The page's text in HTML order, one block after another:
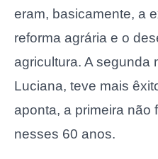
eram, basicamente, a
reforma agrária e o
agricultura. A segunda
Luciana, teve mais
aponta, a primeira não
nesses 60 anos.